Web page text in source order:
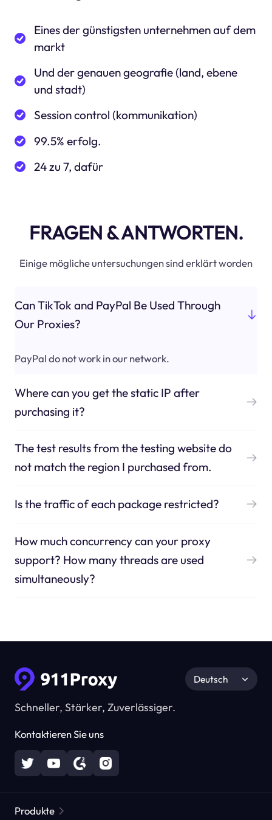
Eines der günstigsten unternehmen auf dem
markt
Und der genauen geografie (land, ebene
und stadt)
Session control (kommunikation)
99.5% erfolg.
24 zu 7, dafür
FRAGEN & ANTWORTEN.
Einige mögliche untersuchungen sind erklärt worden
Can TikTok and PayPal Be Used Through
Our Proxies?
PayPal do not work in our network.
Where can you get the static IP after
purchasing it?
The test results from the testing website do
not match the region I purchased from.
Is the traffic of each package restricted?
How much concurrency can your proxy
support? How many threads are used
simultaneously?
Schneller, Stärker, Zuverlässiger.
Kontaktieren Sie uns
Deutsch
Produkte